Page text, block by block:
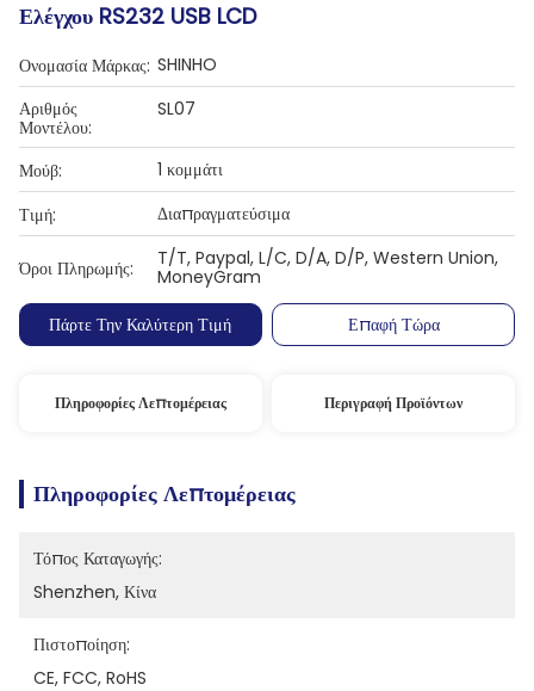
Ελέγχου RS232 USB LCD
Ονομασία Μάρκας: SHINHO
Αριθμός
Μοντέλου:
SL07
Μούβ:
1 κομμάτι
Τιμή:
Διαπραγματεύσιμα
Όροι Πληρωμής:
T/T, Paypal, L/C, D/A, D/P, Western Union,
MoneyGram
Πάρτε Την Καλύτερη Τιμή
Επαφή Τώρα
Πληροφορίες Λεπτομέρειας Περιγραφή Προϊόντων
Πληροφορίες Λεπτομέρειας
Τόπος Καταγωγής:
Shenzhen, Κίνα
Πιστοποίηση:
CE, FCC, RoHS